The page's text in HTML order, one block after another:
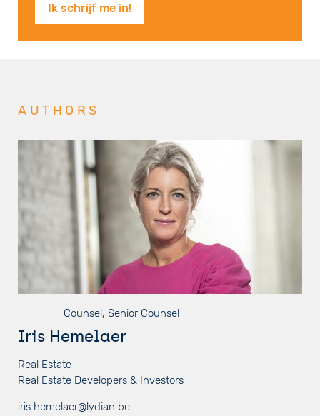
Ik schrijf me in!
AUTHORS
Counsel, Senior Counsel
Iris Hemelaer
Real Estate
Real Estate Developers & Investors
iris.hemelaer@lydian.be